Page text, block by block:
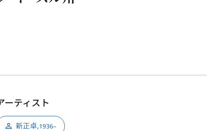
ーティスト
新正卓,1936–